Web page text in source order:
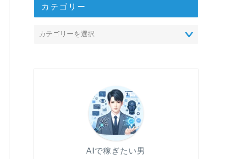
カテゴリー
AIで稼ぎたい男